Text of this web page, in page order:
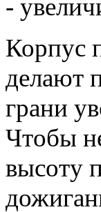
-
Корпус
делают
грани
Чтобы
высоту